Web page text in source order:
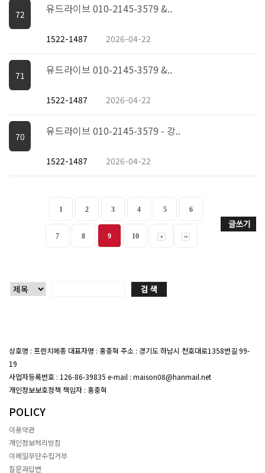
72 유드라이브 010-2145-3579 &..
1522-1487 2026-04-22
71 유드라이브 010-2145-3579 &..
1522-1487 2026-04-22
70 유드라이브 010-2145-3579 - 강..
1522-1487 2026-04-22
1 2 3 4 5 6
7 8 9 10
상호명 : 프렌치메종 대표자명 : 홍충혁 주소 : 경기도 하남시 천호대로1358번길 99-
19
사업자등록번호 : 126-86-39835 e-mail : maison08@hanmail.net
개인정보보호정책 책임자 : 홍충혁
POLICY
이용약관
개인정보처리방침
이메일무단수집거부
질문과답변